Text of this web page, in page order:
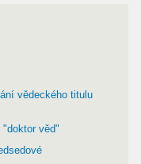
vědeckého titulu
"doktor věd"